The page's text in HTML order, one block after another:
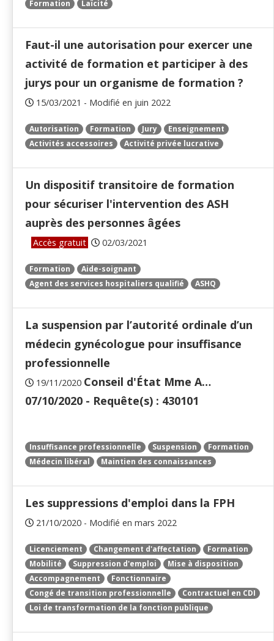
Formation Laïcité
Faut-il une autorisation pour exercer une
activité de formation et participer à des
jurys pour un organisme de formation ?
15/03/2021 - Modifié en juin 2022
Autorisation Formation Jury
Enseignement
Activités accessoires
Activité privée lucrative
Un dispositif transitoire de formation
pour sécuriser l'intervention des ASH
auprès des personnes âgées
Accès gratuit 02/03/2021
Formation
Aide-soignant
Agent des services hospitaliers qualifié
ASHQ
La suspension par l’autorité ordinale d’un
médecin gynécologue pour insuffisance
professionnelle
19/11/2020 Conseil d'État Mme A…
07/10/2020 - Requête(s) : 430101
Insuffisance professionnelle Suspension
Formation
Médecin libéral
Maintien des connaissances
Les suppressions d'emploi dans la FPH
21/10/2020 - Modifié en mars 2022
Licenciement Changement d'affectation
Formation
Mobilité
Suppression d'emploi
Mise à disposition
Accompagnement
Fonctionnaire
Congé de transition professionnelle
Contractuel en CDI
Loi de transformation de la fonction publique